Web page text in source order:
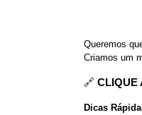
Queremos
Criamos um
🔗 CLIQUE
Dicas